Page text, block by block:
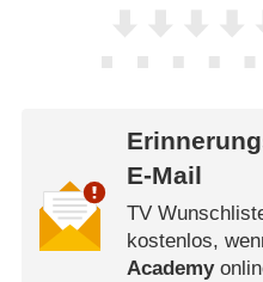
E-Mail
TV
kostenlos,
Academy